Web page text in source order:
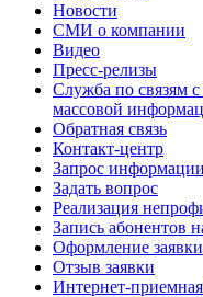
Новости
СМИ о компании
Видео
Пресс-релизы
Служба по связям
массовой
Обратная связь
Контакт-центр
Запрос информации
Задать вопрос
Реализация
Запись абонентов
Оформление заявки
Отзыв заявки
Интернет-